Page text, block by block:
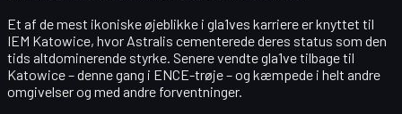
Et af de mest ikoniske øjeblikke i gla1ves karriere er knyttet til
IEM Katowice, hvor Astralis cementerede deres status som den
tids altdominerende styrke. Senere vendte gla1ve tilbage til
Katowice – denne gang i ENCE-trøje – og kæmpede i helt andre
omgivelser og med andre forventninger.